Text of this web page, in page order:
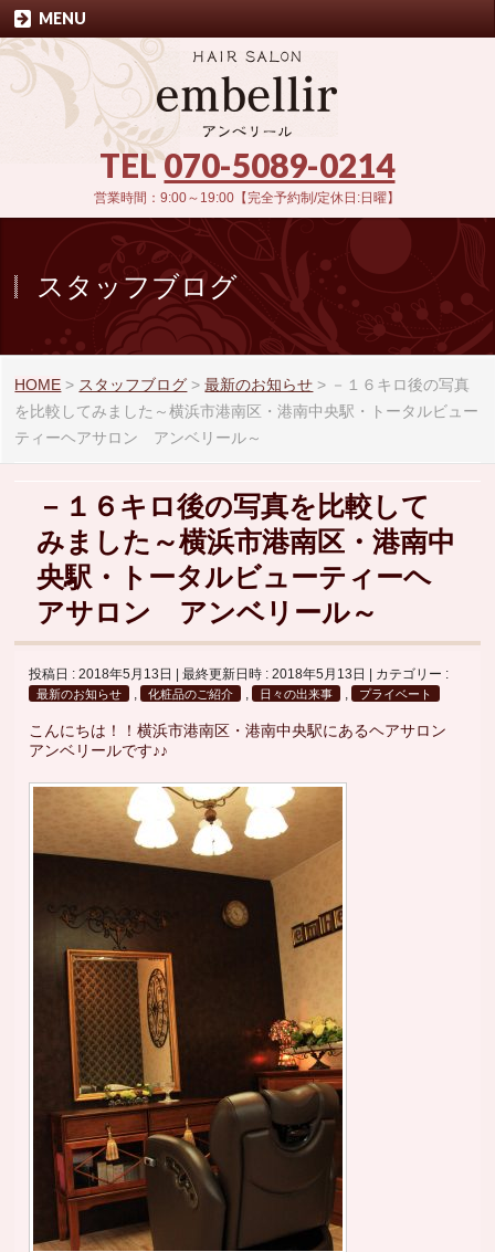
TEL070-5089-0214
営業時間：9:00～19:00【完全予約制/定休日:日曜】
MENU
スタッフブログ
HOME > スタッフブログ >最新のお知らせ > －１６キロ後の写真
を比較してみました～横浜市港南区・港南中央駅・トータルビュー
ティーヘアサロン アンベリール～
－１６キロ後の写真を比較して
みました～横浜市港南区・港南中
央駅・トータルビューティーヘ
アサロン アンベリール～
投稿日 : 2018年5月13日 最終更新日時 : 2018年5月13日 カテゴリー :
最新のお知らせ , 化粧品のご紹介 , 日々の出来事 , プライベート
こんにちは！！横浜市港南区・港南中央駅にあるヘアサロン
アンベリールです♪♪